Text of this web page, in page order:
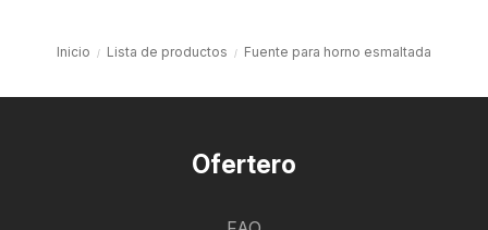
Inicio Lista de productos Fuente para horno esmaltada
Ofertero